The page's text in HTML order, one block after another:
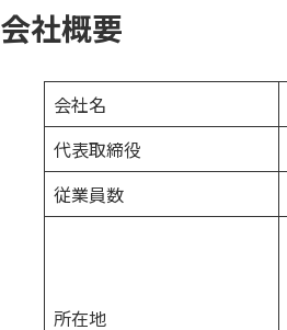
会社概要
会社名
代表取締役
従業員数
所在地